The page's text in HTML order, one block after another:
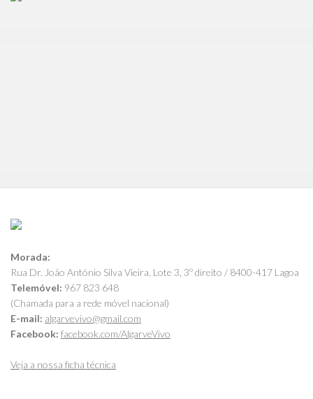
Morada:
Rua Dr. João António Silva Vieira, Lote 3, 3º direito / 8400-417 Lagoa
Telemóvel: 967 823 648
(Chamada para a rede móvel nacional)
E-mail: algarvevivo@gmail.com
Facebook: facebook.com/AlgarveVivo
Veja a nossa ficha técnica